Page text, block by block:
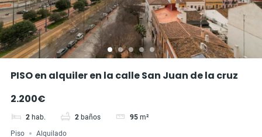
PISO en alquiler en la calle San Juan de la cruz
2.200€
2 hab. 2 baños 95 m²
Piso Alquilado